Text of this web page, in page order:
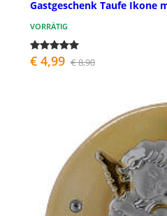
Gastgeschenk Taufe Ikone
VORRÄTIG
€ 4,99 € 8,90